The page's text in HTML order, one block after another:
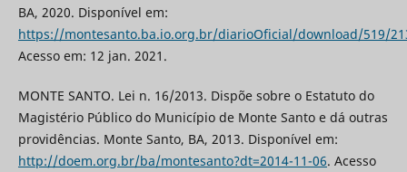
BA, 2020. Disponível em:
https://montesanto.ba.io.org.br/diarioOficial/download/519/
Acesso em: 12 jan. 2021.
MONTE SANTO. Lei n. 16/2013. Dispõe sobre o Estatuto do
Magistério Público do Município de Monte Santo e dá outras
providências. Monte Santo, BA, 2013. Disponível em:
http://doem.org.br/ba/montesanto?dt=2014-11-06. Acesso